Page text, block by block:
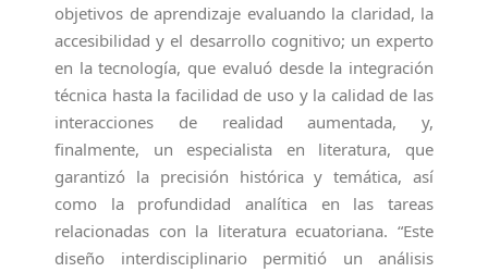
objetivos de aprendizaje evaluando la claridad, la
accesibilidad y el desarrollo cognitivo; un experto
en la tecnología, que evaluó desde la integración
técnica hasta la facilidad de uso y la calidad de las
interacciones de realidad aumentada, y,
finalmente, un especialista en literatura, que
garantizó la precisión histórica y temática, así
como la profundidad analítica en las tareas
relacionadas con la literatura ecuatoriana. “Este
diseño interdisciplinario permitió un análisis